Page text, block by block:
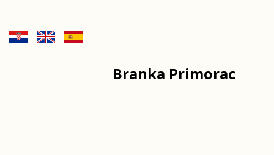
Branka Primorac